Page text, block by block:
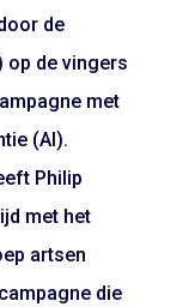
de
op de vingers
met
(AI).
Philip
met het
artsen
die